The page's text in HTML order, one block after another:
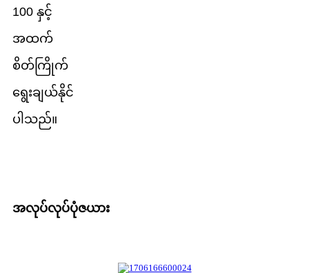
100 နှင့်
အထက်
စိတ်ကြိုက်
ရွေးချယ်နိုင်
ပါသည်။
အလုပ်လုပ်ပုံဇယား